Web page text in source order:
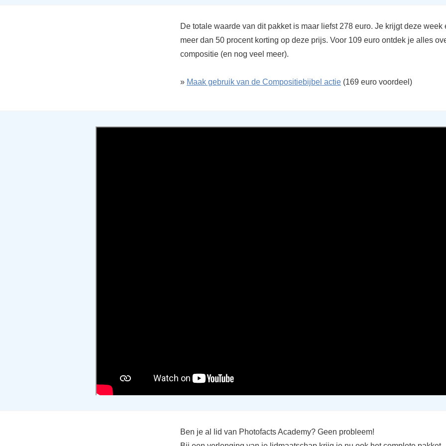
De totale waarde van dit pakket is maar liefst 278 euro. Je krijgt deze week
meer dan 50 procent korting op deze prijs. Voor 109 euro ontdek je alles
compositie (en nog veel meer).
» Maak gebruik van de Compositiebijbel actie (169 euro voordeel)
Ben je al lid van Photofacts Academy? Geen probleem!